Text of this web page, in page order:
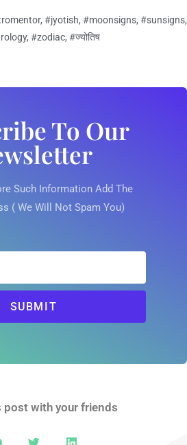
, #jyotish, #moonsigns, #sunsigns,
, #zodiac, #ज्योतिष
To Our
Such Information Add The
( We Will Not Spam You)
SUBMIT
post with your friends